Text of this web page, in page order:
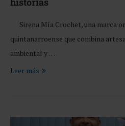
Sirena Mía Crochet, una marca
quintanarroense que combina
ambiental y …
Leer más